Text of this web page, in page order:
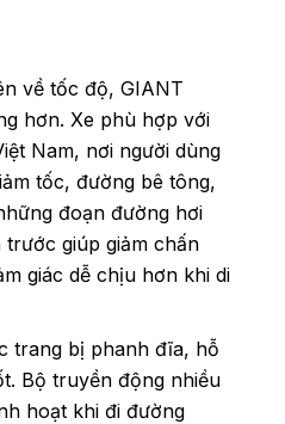
về tốc độ, GIANT
hơn. Xe phù hợp với
Nam, nơi người dùng
tốc, đường bê tông,
đoạn đường hơi
giúp giảm chấn
giác dễ chịu hơn khi di
trang bị phanh đĩa, hỗ
Bộ truyền động nhiều
hoạt khi đi đường